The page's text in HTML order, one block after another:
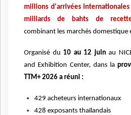
millions d'arrivées
milliards de bahts de
combinant les marchés domestique
Organisé du 10 au 12 juinau
and Exhibition Center, dans la
TTM+ 2026 a réuni :
429 acheteurs internationaux
428 exposants thaïlandais